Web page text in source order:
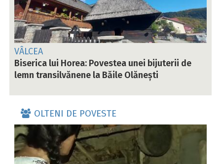
VÂLCEA
Biserica lui Horea: Povestea unei bijuterii de
lemn transilvănene la Băile Olănești
OLTENI DE POVESTE